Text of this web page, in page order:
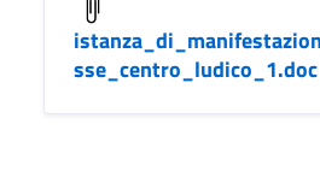
sse_centro_ludico_1.doc